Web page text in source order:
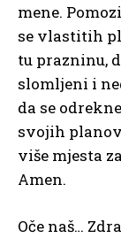
mene.
se vlastitih
tu prazninu,
slomljeni i
da se
svojih
više mjesta
Amen.
Oče naš…